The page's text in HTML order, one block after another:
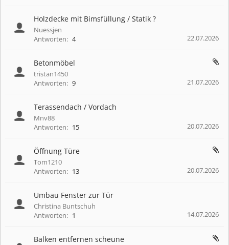
Holzdecke mit Bimsfüllung / Statik ?
Nuessjen
Antworten: 4 22.07.2026
Betonmöbel
tristan1450
Antworten: 9 21.07.2026
Terassendach / Vordach
Mnv88
Antworten: 15 20.07.2026
Öffnung Türe
Tom1210
Antworten: 13 20.07.2026
Umbau Fenster zur Tür
Christina Buntschuh
Antworten: 1 14.07.2026
Balken entfernen scheune